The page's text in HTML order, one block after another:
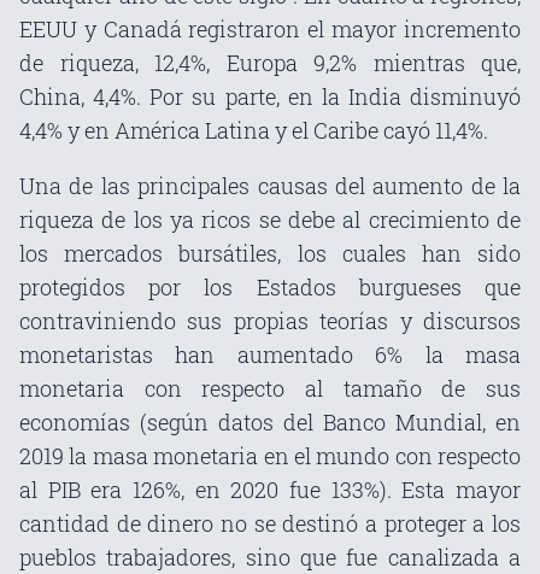
EEUU y Canadá registraron el mayor incremento
de riqueza, 12,4%, Europa 9,2% mientras que,
China, 4,4%. Por su parte, en la India disminuyó
4,4% y en América Latina y el Caribe cayó 11,4%.
Una de las principales causas del aumento de la
riqueza de los ya ricos se debe al crecimiento de
los mercados bursátiles, los cuales han sido
protegidos por los Estados burgueses que
contraviniendo sus propias teorías y discursos
monetaristas han aumentado 6% la masa
monetaria con respecto al tamaño de sus
economías (según datos del Banco Mundial, en
2019 la masa monetaria en el mundo con respecto
al PIB era 126%, en 2020 fue 133%). Esta mayor
cantidad de dinero no se destinó a proteger a los
pueblos trabajadores, sino que fue canalizada a